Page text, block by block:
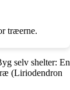
træerne.
selv shelter: En
(Liriodendron